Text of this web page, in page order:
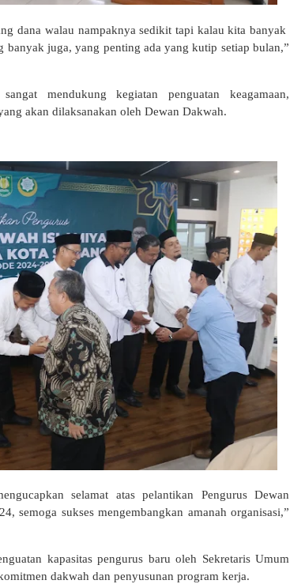
dana walau nampaknya sedikit tapi kalau kita banyak
juga, yang penting ada yang kutip setiap bulan,”
mendukung kegiatan penguatan keagamaan,
akan dilaksanakan oleh Dewan Dakwah.
selamat atas pelantikan Pengurus Dewan
semoga sukses mengembangkan amanah organisasi,”
kapasitas pengurus baru oleh Sekretaris Umum
dakwah dan penyusunan program kerja.